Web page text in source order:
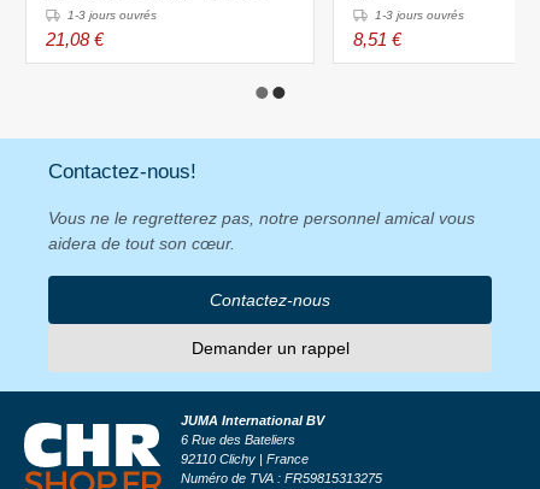
1-3 jours ouvrés
21,08 €
1-3 jours ouvrés
8,51 €
Contactez-nous!
Vous ne le regretterez pas, notre personnel amical vous
aidera de tout son cœur.
Contactez-nous
Demander un rappel
JUMA International BV
6 Rue des Bateliers
92110 Clichy | France
Numéro de TVA : FR59815313275